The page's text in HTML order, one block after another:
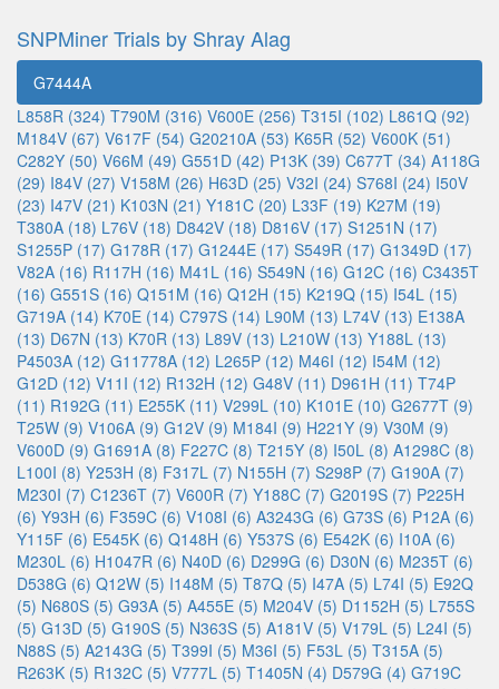
SNPMiner Trials by Shray Alag
G7444A
L858R (324) T790M (316) V600E (256) T315I (102) L861Q (92)
M184V (67) V617F (54) G20210A (53) K65R (52) V600K (51)
C282Y (50) V66M (49) G551D (42) P13K (39) C677T (34) A118G
(29) I84V (27) V158M (26) H63D (25) V32I (24) S768I (24) I50V
(23) I47V (21) K103N (21) Y181C (20) L33F (19) K27M (19)
T380A (18) L76V (18) D842V (18) D816V (17) S1251N (17)
S1255P (17) G178R (17) G1244E (17) S549R (17) G1349D (17)
V82A (16) R117H (16) M41L (16) S549N (16) G12C (16) C3435T
(16) G551S (16) Q151M (16) Q12H (15) K219Q (15) I54L (15)
G719A (14) K70E (14) C797S (14) L90M (13) L74V (13) E138A
(13) D67N (13) K70R (13) L89V (13) L210W (13) Y188L (13)
P4503A (12) G11778A (12) L265P (12) M46I (12) I54M (12)
G12D (12) V11I (12) R132H (12) G48V (11) D961H (11) T74P
(11) R192G (11) E255K (11) V299L (10) K101E (10) G2677T (9)
T25W (9) V106A (9) G12V (9) M184I (9) H221Y (9) V30M (9)
V600D (9) G1691A (8) F227C (8) T215Y (8) I50L (8) A1298C (8)
L100I (8) Y253H (8) F317L (7) N155H (7) S298P (7) G190A (7)
M230I (7) C1236T (7) V600R (7) Y188C (7) G2019S (7) P225H
(6) Y93H (6) F359C (6) V108I (6) A3243G (6) G73S (6) P12A (6)
Y115F (6) E545K (6) Q148H (6) Y537S (6) E542K (6) I10A (6)
M230L (6) H1047R (6) N40D (6) D299G (6) D30N (6) M235T (6)
D538G (6) Q12W (5) I148M (5) T87Q (5) I47A (5) L74I (5) E92Q
(5) N680S (5) G93A (5) A455E (5) M204V (5) D1152H (5) L755S
(5) G13D (5) G190S (5) N363S (5) A181V (5) V179L (5) L24I (5)
N88S (5) A2143G (5) T399I (5) M36I (5) F53L (5) T315A (5)
R263K (5) R132C (5) V777L (5) T1405N (4) D579G (4) G719C